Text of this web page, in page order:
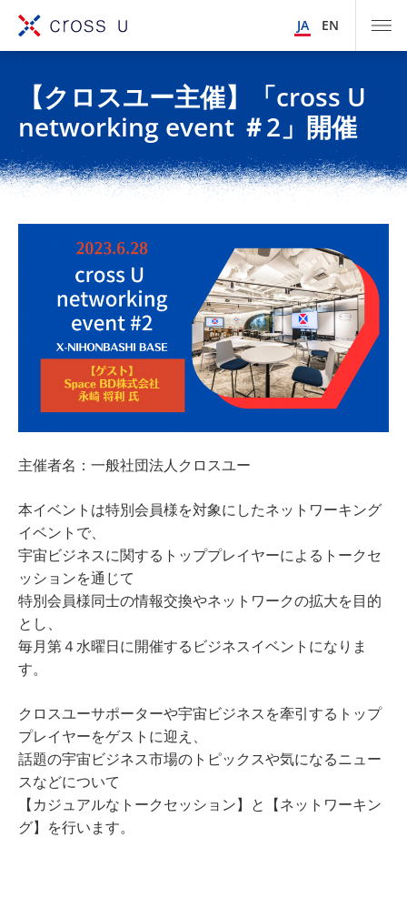
JA EN
【クロスユー主催】「cross U
networking event ＃2」開催
主催者名：一般社団法人クロスユー
本イベントは特別会員様を対象にしたネットワーキング
イベントで、
宇宙ビジネスに関するトッププレイヤーによるトークセ
ッションを通じて
特別会員様同士の情報交換やネットワークの拡大を目的
とし、
毎月第４水曜日に開催するビジネスイベントになりま
す。
クロスユーサポーターや宇宙ビジネスを牽引するトップ
プレイヤーをゲストに迎え、
話題の宇宙ビジネス市場のトピックスや気になるニュー
スなどについて
【カジュアルなトークセッション】と【ネットワーキン
グ】を行います。